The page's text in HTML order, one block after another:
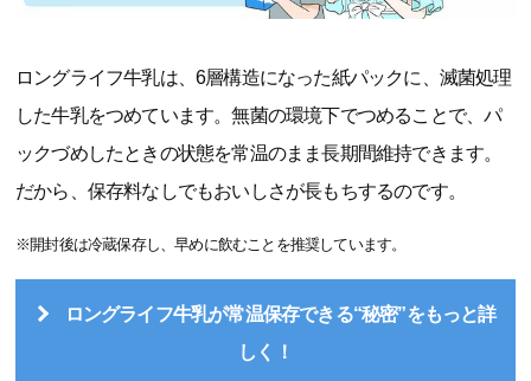
ロングライフ牛乳は、6層構造になった紙パックに、滅菌処理
した牛乳をつめています。無菌の環境下でつめることで、パ
ックづめしたときの状態を常温のまま長期間維持できます。
だから、保存料なしでもおいしさが長もちするのです。
※開封後は冷蔵保存し、早めに飲むことを推奨しています。
ロングライフ牛乳が常温保存できる“秘密”をもっと詳
しく！